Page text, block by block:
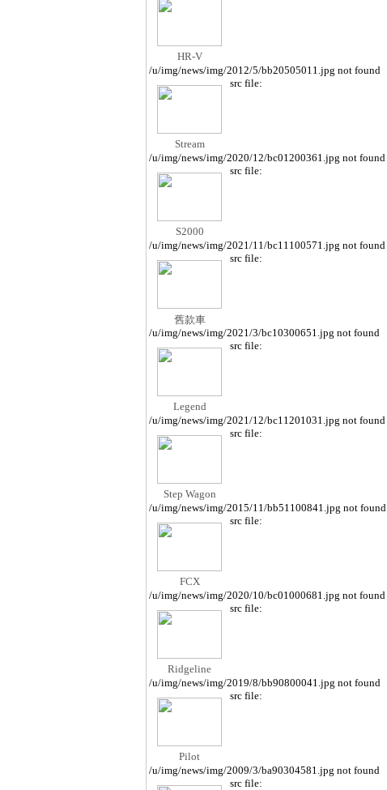
HR-V
/u/img/news/img/2012/5/bb20505011.jpg not found
Stream
src file:
/u/img/news/img/2020/12/bc01200361.jpg not found
S2000
src file:
/u/img/news/img/2021/11/bc11100571.jpg not found
舊款車
src file:
/u/img/news/img/2021/3/bc10300651.jpg not found
Legend
src file:
/u/img/news/img/2021/12/bc11201031.jpg not found
Step Wagon
src file:
/u/img/news/img/2015/11/bb51100841.jpg not found
FCX
src file:
/u/img/news/img/2020/10/bc01000681.jpg not found
Ridgeline
src file:
/u/img/news/img/2019/8/bb90800041.jpg not found
Pilot
src file:
/u/img/news/img/2009/3/ba90304581.jpg not found
src file: